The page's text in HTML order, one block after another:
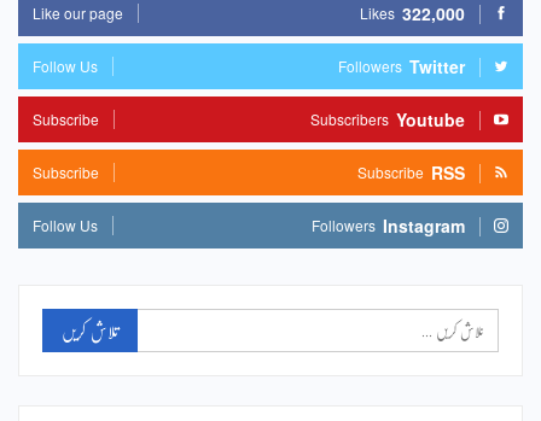
322,000
Likes
Like our page
Twitter
Followers
Follow Us
Youtube
Subscribers
Subscribe
RSS
Subscribe
Subscribe
Instagram
Followers
Follow Us